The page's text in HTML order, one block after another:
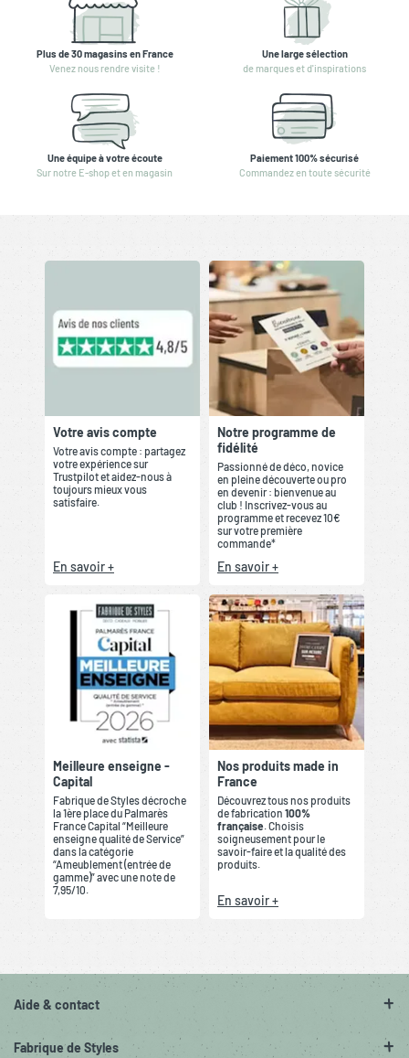
Plus de 30 magasins en France
Venez nous rendre visite !
Une large sélection
de marques et d'inspirations
Une équipe à votre écoute
Sur notre E-shop et en magasin
Paiement 100% sécurisé
Commandez en toute sécurité
Votre avis compte
Votre avis compte : partagez
votre expérience sur
Trustpilot et aidez-nous à
toujours mieux vous
satisfaire.
En savoir +
Notre programme de
fidélité
Passionné de déco, novice
en pleine découverte ou pro
en devenir : bienvenue au
club ! Inscrivez-vous au
programme et recevez 10€
sur votre première
commande*
En savoir +
Meilleure enseigne -
Capital
Fabrique de Styles décroche
la 1ère place du Palmarès
France Capital “Meilleure
enseigne qualité de Service”
dans la catégorie
“Ameublement (entrée de
gamme)” avec une note de
7,95/10.
Nos produits made in
France
Découvrez tous nos produits
de fabrication 100%
française . Choisis
soigneusement pour le
savoir-faire et la qualité des
produits.
En savoir +
Aide & contact
Fabrique de Styles